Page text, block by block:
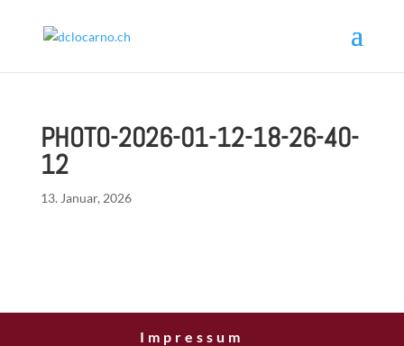
PHOTO-2026-01-12-18-26-40-
12
13. Januar, 2026
Impressum